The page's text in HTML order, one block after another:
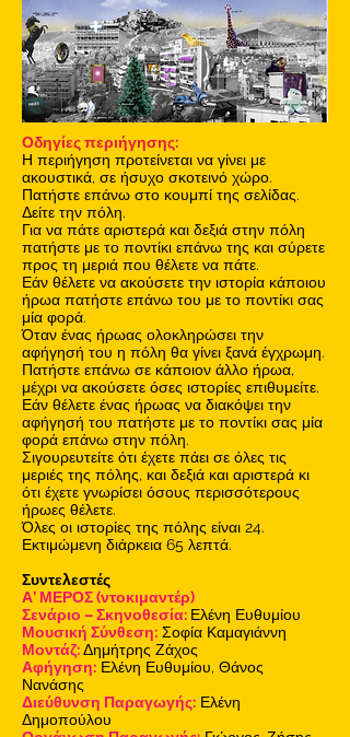
Οδηγίες περιήγησης:
Η περιήγηση προτείνεται να γίνει με
ακουστικά, σε ήσυχο σκοτεινό χώρο.
Πατήστε επάνω στο κουμπί της σελίδας.
Δείτε την πόλη.
Για να πάτε αριστερά και δεξιά στην πόλη
πατήστε με το ποντίκι επάνω της και σύρετε
προς τη μεριά που θέλετε να πάτε.
Εάν θέλετε να ακούσετε την ιστορία κάποιου
ήρωα πατήστε επάνω του με το ποντίκι σας
μία φορά.
Όταν ένας ήρωας ολοκληρώσει την
αφήγησή του η πόλη θα γίνει ξανά έγχρωμη.
Πατήστε επάνω σε κάποιον άλλο ήρωα,
μέχρι να ακούσετε όσες ιστορίες επιθυμείτε.
Εάν θέλετε ένας ήρωας να διακόψει την
αφήγησή του πατήστε με το ποντίκι σας μία
φορά επάνω στην πόλη.
Σιγουρευτείτε ότι έχετε πάει σε όλες τις
μεριές της πόλης, και δεξιά και αριστερά κι
ότι έχετε γνωρίσει όσους περισσότερους
ήρωες θέλετε.
Όλες οι ιστορίες της πόλης είναι 24.
Εκτιμώμενη διάρκεια 65 λεπτά.
Συντελεστές
Α’ ΜΕΡΟΣ (ντοκιμαντέρ)
Σενάριο – Σκηνοθεσία: Ελένη Ευθυμίου
Μουσική Σύνθεση: Σοφία Καμαγιάννη
Μοντάζ:Δημήτρης Ζάχος
Αφήγηση: Ελένη Ευθυμίου, Θάνος
Νανάσης
Διεύθυνση Παραγωγής: Ελένη
Δημοπούλου